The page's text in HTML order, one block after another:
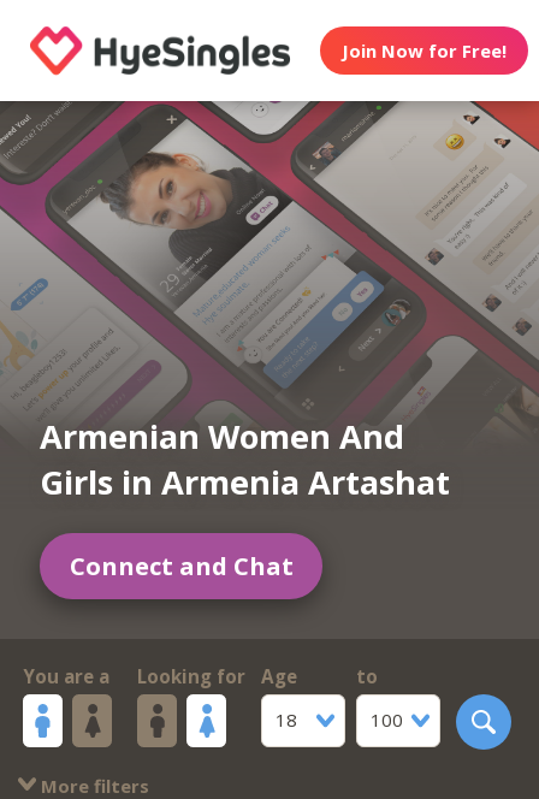
Join Now for Free!
Armenian Women And
Girls in Armenia Artashat
Connect and Chat
You are a Looking for
Age
18
to
100
More filters